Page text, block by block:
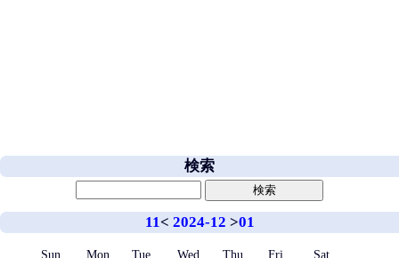
検索
11< 2024-12 >01
Sun Mon Tue Wed Thu Fri Sat